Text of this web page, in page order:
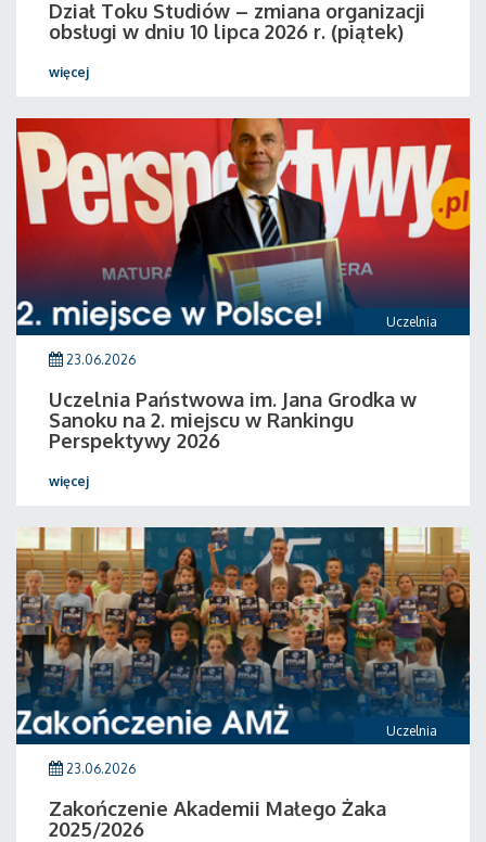
Dział Toku Studiów – zmiana organizacji
obsługi w dniu 10 lipca 2026 r. (piątek)
więcej
Uczelnia
23.06.2026
Uczelnia Państwowa im. Jana Grodka w
Sanoku na 2. miejscu w Rankingu
Perspektywy 2026
więcej
Uczelnia
23.06.2026
Zakończenie Akademii Małego Żaka
2025/2026